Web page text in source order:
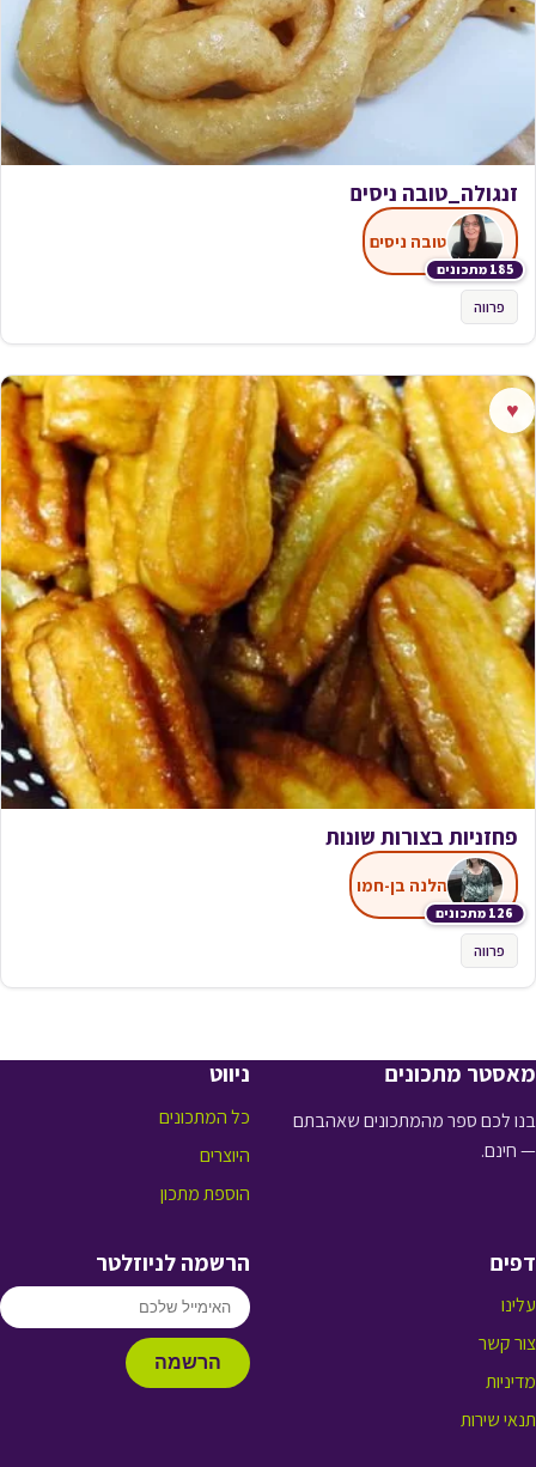
זנגולה_טובה ניסים
185 מתכונים
טובה ניסים
פרווה
♥
פחזניות בצורות שונות
126 מתכונים
הלנה בן-חמו
פרווה
מאסטר מתכונים
בנו לכם ספר מהמתכונים שאהבתם
— חינם.
ניווט
כל המתכונים
היוצרים
הוספת מתכון
דפים
עלינו
צור קשר
מדיניות
תנאי שירות
הרשמה לניוזלטר
הרשמה